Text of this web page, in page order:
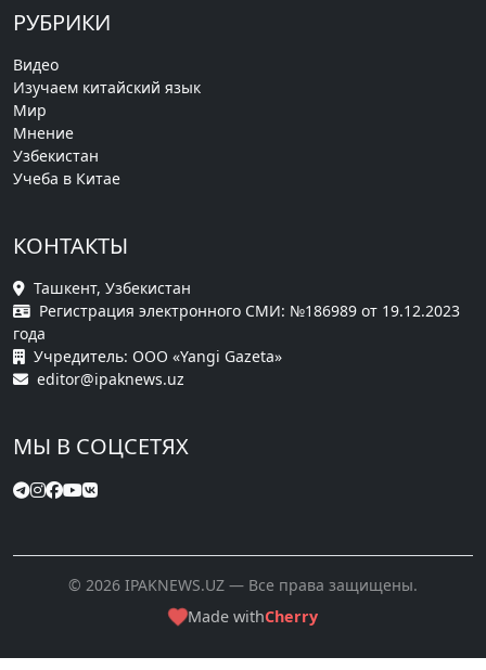
РУБРИКИ
Видео
Изучаем китайский язык
Мир
Мнение
Узбекистан
Учеба в Китае
КОНТАКТЫ
Ташкент, Узбекистан
Регистрация электронного СМИ: №186989 от 19.12.2023
года
Учредитель: ООО «Yangi Gazeta»
editor@ipaknews.uz
МЫ В СОЦСЕТЯХ
© 2026 IPAKNEWS.UZ — Все права защищены.
Made withCherry